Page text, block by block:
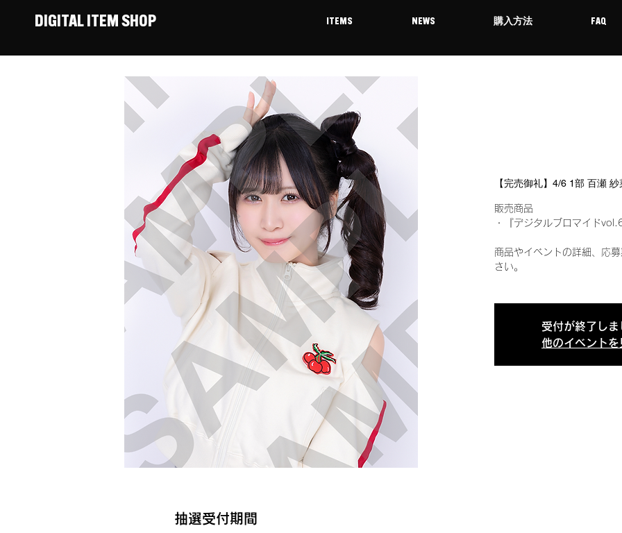
DIGITAL ITEM SHOP ITEMS NEWS 購入方法 FAQ
【完売御礼】4/6 1部 百瀬
販売商品
・『デジタルブロマイド
商品やイベントの詳細、応
さい。
受付が終了しま
他のイベントを
抽選受付期間